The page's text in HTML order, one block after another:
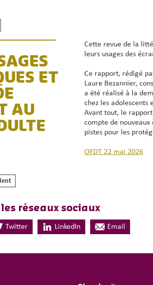
ET
AU
Cette revue de la
leurs usages des
Ce rapport, rédigé
Laure Bezannier,
a été réalisé à la
chez les adolescents
Avant tout, le
compte de nouveaux
pistes pour les
OFDT 22 mai 2026
DE L’ARTICLE
réseaux sociaux
Twitter LinkedIn Email